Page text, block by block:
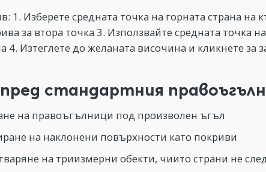
1. Изберете средната точка на горната страна на
за втора точка 3. Използвайте средната точка
4. Изтеглете до желаната височина и кликнете за
стандартния
на правоъгълници под произволен ъгъл
на наклонени повърхности като покриви
на триизмерни обекти, чиито страни не